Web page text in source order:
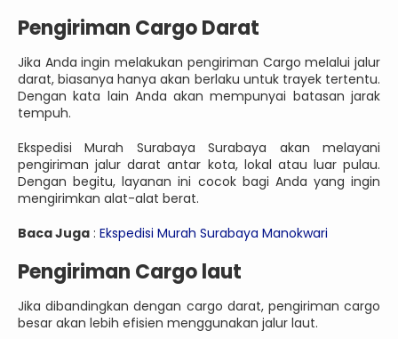
Pengiriman Cargo Darat
Jika Anda ingin melakukan pengiriman Cargo melalui jalur
darat, biasanya hanya akan berlaku untuk trayek tertentu.
Dengan kata lain Anda akan mempunyai batasan jarak
tempuh.
Ekspedisi Murah Surabaya Surabaya akan melayani
pengiriman jalur darat antar kota, lokal atau luar pulau.
Dengan begitu, layanan ini cocok bagi Anda yang ingin
mengirimkan alat-alat berat.
Baca Juga : Ekspedisi Murah Surabaya Manokwari
Pengiriman Cargo laut
Jika dibandingkan dengan cargo darat, pengiriman cargo
besar akan lebih efisien menggunakan jalur laut.